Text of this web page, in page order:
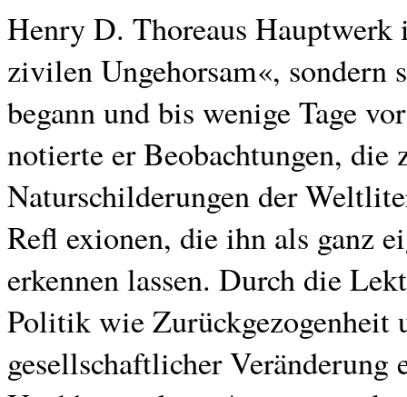
Henry D. Thoreaus Hauptwerk
zivilen Ungehorsam«, sondern
begann und bis wenige Tage
notierte er Beobachtungen, die
Naturschilderungen der
Refl exionen, die ihn als ganz
erkennen lassen. Durch die
Politik wie Zurückgezogenheit
gesellschaftlicher